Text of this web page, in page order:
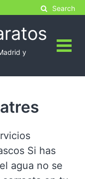
Search
y
Si has
agua no se